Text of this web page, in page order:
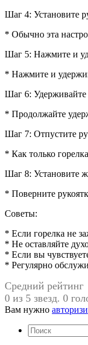
Шаг 4: Установите
* Обычно эта
Шаг 5: Нажмите и
* Нажмите и
Шаг 6: Удерживайте
* Продолжайте
Шаг 7: Отпустите
* Как только
Шаг 8: Установите
* Поверните
Советы:
* Если горелка не
* Не оставляйте
* Если вы
* Регулярно
Средний рейтинг
0 из 5 звезд. 0
Вам нужно